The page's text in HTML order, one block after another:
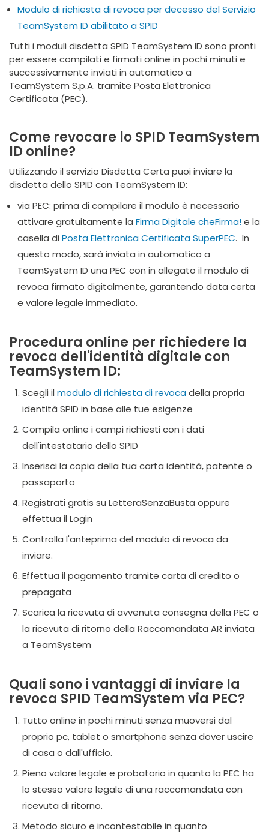
Modulo di richiesta di revoca per decesso del Servizio
TeamSystem ID abilitato a SPID
Tutti i moduli disdetta SPID TeamSystem ID sono pronti
per essere compilati e firmati online in pochi minuti e
successivamente inviati in automatico a
TeamSystem S.p.A. tramite Posta Elettronica
Certificata (PEC).
Come revocare lo SPID TeamSystem
ID online?
Utilizzando il servizio Disdetta Certa puoi inviare la
disdetta dello SPID con TeamSystem ID:
via PEC: prima di compilare il modulo è necessario
attivare gratuitamente la Firma Digitale cheFirma!e la
casella di Posta Elettronica Certificata SuperPEC. In
questo modo, sarà inviata in automatico a
TeamSystem ID una PEC con in allegato il modulo di
revoca firmato digitalmente, garantendo data certa
e valore legale immediato.
Procedura online per richiedere la
revoca dell'identità digitale con
TeamSystem ID:
Scegli il modulo di richiesta di revocadella propria
identità SPID in base alle tue esigenze
Compila online i campi richiesti con i dati
dell'intestatario dello SPID
Inserisci la copia della tua carta identità, patente o
passaporto
Registrati gratis su LetteraSenzaBusta oppure
effettua il Login
Controlla l'anteprima del modulo di revoca da
inviare.
Effettua il pagamento tramite carta di credito o
prepagata
Scarica la ricevuta di avvenuta consegna della PEC o
la ricevuta di ritorno della Raccomandata AR inviata
a TeamSystem
Quali sono i vantaggi di inviare la
revoca SPID TeamSystem via PEC?
Tutto online in pochi minuti senza muoversi dal
proprio pc, tablet o smartphone senza dover uscire
di casa o dall'ufficio.
Pieno valore legale e probatorio in quanto la PEC ha
lo stesso valore legale di una raccomandata con
ricevuta di ritorno.
Metodo sicuro e incontestabile in quanto